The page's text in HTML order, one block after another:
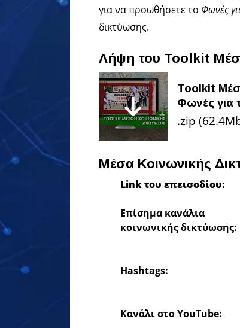
για να προωθήσετε το Φωνές
δικτύωσης.
Λήψη του Toolkit
Toolkit
Φωνές για
.zip
Μέσα Κοινωνικής
Link του επεισοδίου:
Επίσημα κανάλια
κοινωνικής δικτύωσης:
Hashtags:
Κανάλι στο YouTube: